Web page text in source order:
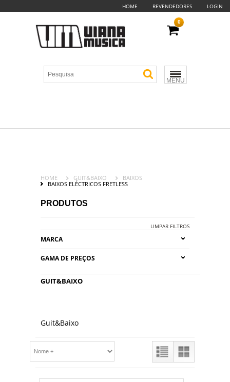
HOME REVENDEDORES LOGIN
MENU
0
HOME GUIT&BAIXO
BAIXOS
BAIXOS ELÉCTRICOS FRETLESS
PRODUTOS
LIMPAR FILTROS
MARCA
GAMA DE PREÇOS
GUIT&BAIXO
Guit&Baixo